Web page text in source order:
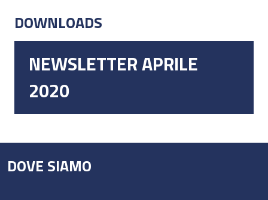
DOWNLOADS
NEWSLETTER APRILE
2020
DOVE SIAMO